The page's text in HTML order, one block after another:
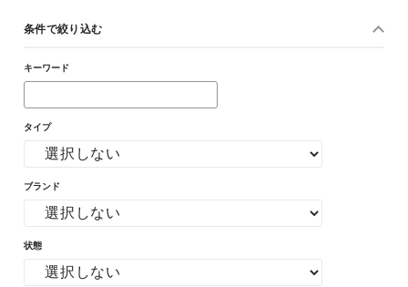
条件で絞り込む
キーワード
タイプ
ブランド
状態